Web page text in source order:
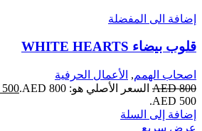
إضافة الى المفضلة
قلوب بيضاء WHITE HEARTS
اصحاب الهمم, الأعمال الحرفية
AED800 السعر الأصلي هو: AED 800.
500
AED 500.
إضافة إلى السلة
عرض سريع